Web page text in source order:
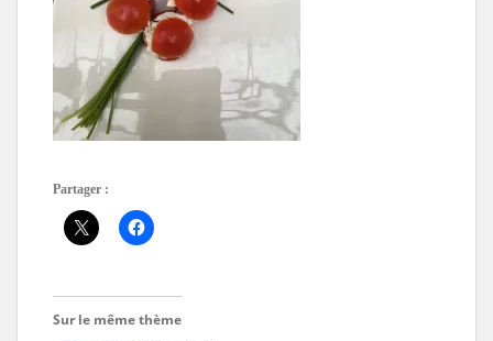
Partager :
Sur le même thème